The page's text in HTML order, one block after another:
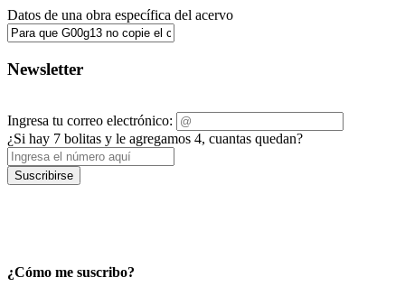
Datos de una obra específica del acervo
Newsletter
Ingresa tu correo electrónico:
¿Si hay 7 bolitas y le agregamos 4, cuantas quedan?
Suscribirse
¿Cómo me suscribo?